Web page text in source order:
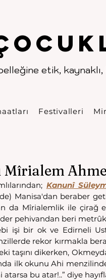
etik,
Festivalleri
Mîrialem
Manisa'dan beraber
da Mîrialemlik ile çirağ
pehivandan beri
işi bir ok ve Edirneli
rekor kırmakla
taşını dikerken,
ilk okunu Ahi
bu atar!..” diye